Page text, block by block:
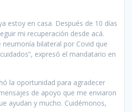
estoy en casa. Después de 10 días
mi recuperación desde acá.
bilateral por Covid que
expresó el mandatario en
la oportunidad para agradecer
de apoyo que me enviaron
ayudan y mucho. Cuidémonos,